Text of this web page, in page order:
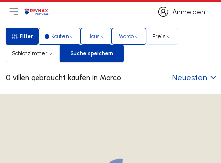
Anmelden
Anmelden
Hauptmenü öffnen
LogoZur Startseite
Filter
Filter Kaufen Haus Marco Preis
Schlafzimmer Suche speichern
Suche speichern
0 villen gebraucht kaufen in Marco Neuesten